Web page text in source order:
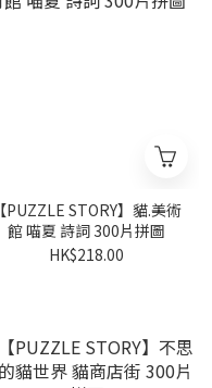
【PUZZLE STORY】貓.美術
館 喵夏 詩詞 300片拼圖
HK$218.00